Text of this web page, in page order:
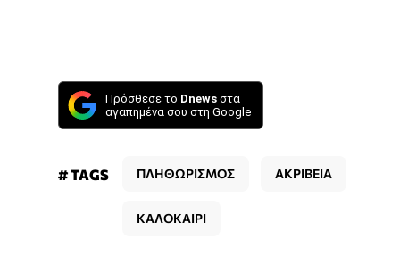
Πρόσθεσε το Dnews στα
αγαπημένα σου στη Google
# TAGS ΠΛΗΘΩΡΙΣΜΟΣ ΑΚΡΙΒΕΙΑ
ΚΑΛΟΚΑΙΡΙ